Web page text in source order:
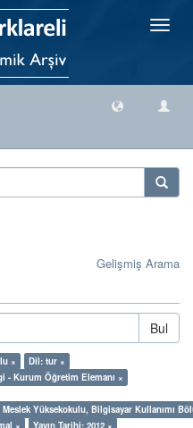
Geçiş
Gelişmiş Arama
Bul
×
Dil: tur ×
- Kurum Öğretim Elemanı ×
Yüksekokulu, Bilgisayar Kullanımı
× Yayın Tarihi: 2012 ×